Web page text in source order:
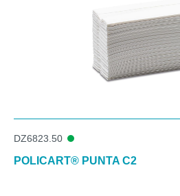
DZ6823.50
POLICART® PUNTA C2